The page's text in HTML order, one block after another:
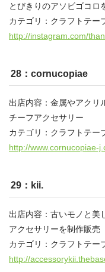
とびきりのアソビゴコロ
カテゴリ：クラフトテー
http://instagram.com/
28：cornucopiae
出店内容：金属やアクリ
チーフアクセサリー
カテゴリ：クラフトテー
http://www.cornucopiae-
29：kii.
出店内容：古いモノと美
アクセサリーを制作販売
カテゴリ：クラフトテー
http://